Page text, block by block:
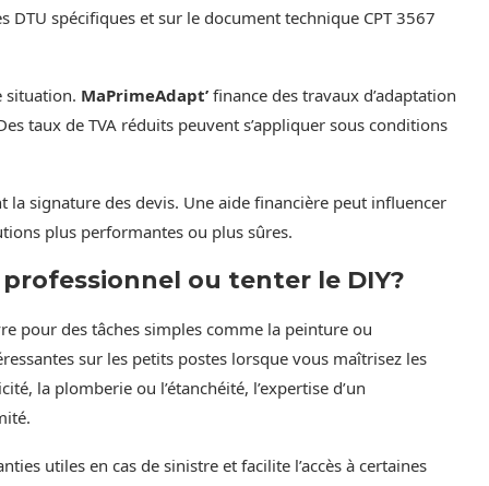
DTU spécifiques et sur le document technique CPT 3567
situation. MaPrimeAdapt’ finance des travaux d’adaptation
taux de TVA réduits peuvent s’appliquer sous conditions
signature des devis. Une aide financière peut influencer
plus performantes ou plus sûres.
ou tenter le DIY?
pour des tâches simples comme la peinture ou
sur les petits postes lorsque vous maîtrisez les
la plomberie ou l’étanchéité, l’expertise d’un
utiles en cas de sinistre et facilite l’accès à certaines